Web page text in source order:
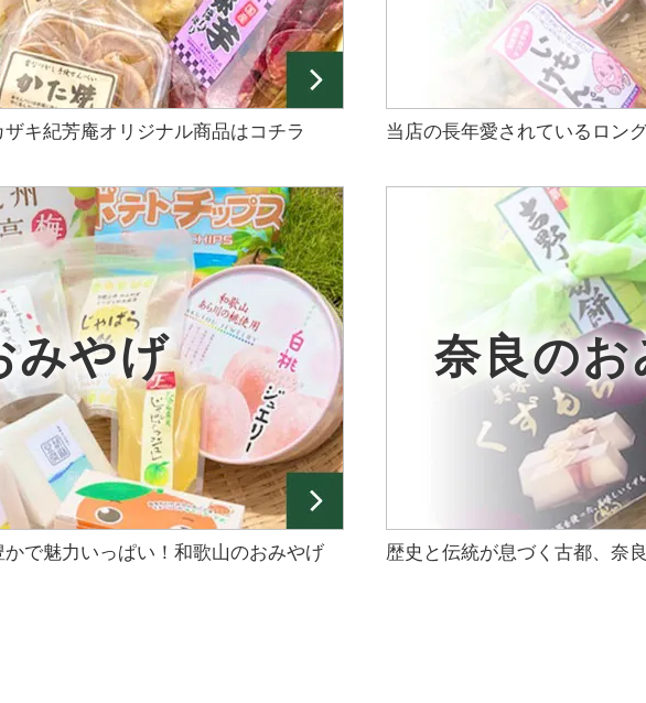
キ紀芳庵オリジナル商品はコチラ 当店の長年愛されているロン
みやげ
で魅力いっぱい！和歌山のおみやげ
奈良の
歴史と伝統が息づく古都、奈